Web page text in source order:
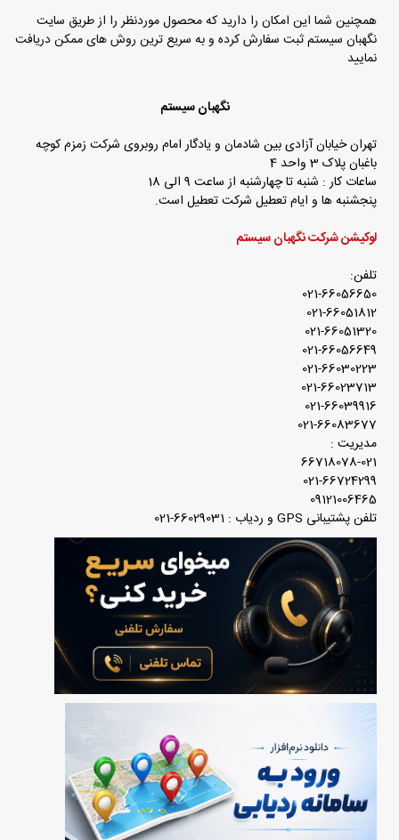
همچنین شما این امکان را دارید که محصول موردنظر را از طریق سایت
نگهبان سیستم ثبت سفارش کرده و به سریع ترین روش های ممکن دریافت
نمایید
نگهبان سیستم
تهران خیابان آزادی بین شادمان و یادگار امام روبروی شرکت زمزم کوچه
باغبان پلاک 3 واحد 4
ساعات کار : شنبه تا چهارشنبه از ساعت 9 الی 18
پنجشنبه ها و ایام تعطیل شرکت تعطیل است.
لوکیشن شرکت نگهبان سیستم
تلفن:
021-66056650
021-66051812
021-66051320
021-66056649
021-66030223
021-66023713
021-66039916
021-66083677
مدیریت :
66718078-021
021-66724299
09121006465
تلفن پشتیبانی GPS و ردیاب : 66029031-021